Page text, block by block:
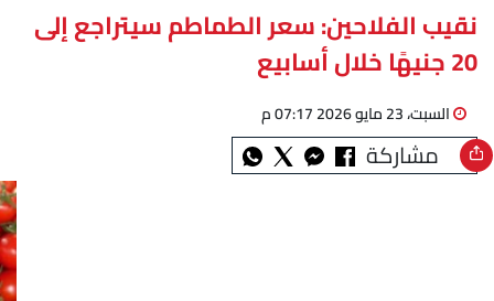
نقيب الفلاحين: سعر الطماطم سيتراجع إلى
20 جنيهًا خلال أسابيع
السبت، 23 مايو 2026 07:17 م
مشاركة